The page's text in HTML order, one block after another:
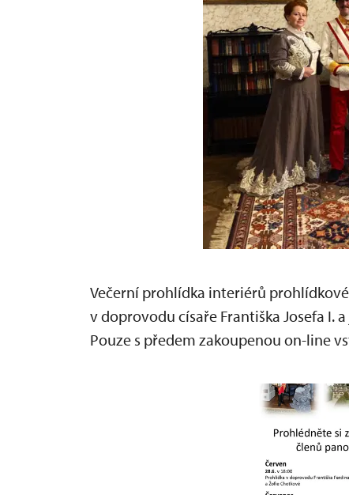
Večerní prohlídka interiérů prohlídkové
v doprovodu císaře Františka Josefa I.
Pouze s předem zakoupenou on-line